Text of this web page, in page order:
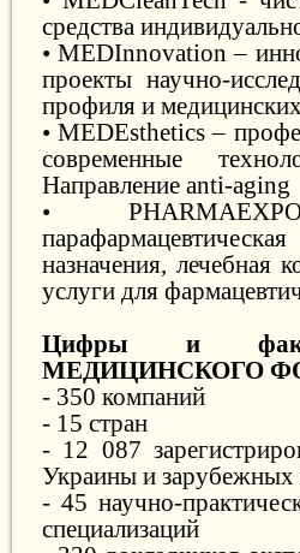
средства
• MEDInnovation –
проекты научно-
профиля и
• MEDEsthetics –
современные
Направление anti-aging
•
назначения, лечебная
услуги для
Цифры и
МЕДИЦИНСКОГО
- 350 компаний
- 15 стран
- 12 087
Украины и зарубежных
- 45 научно-
специализаций